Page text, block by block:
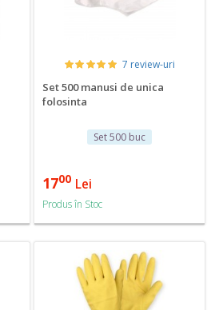
7 review-uri
Set 500 manusi de unica
folosinta
Set 500 buc
1700 Lei
Produs în Stoc